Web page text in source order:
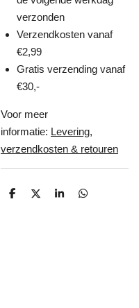
verzonden
Verzendkosten vanaf
€2,99
Gratis verzending vanaf
€30,-
Voor meer
informatie: Levering,
verzendkosten & retouren
D
D
S
D